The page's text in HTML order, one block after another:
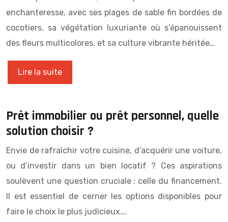
enchanteresse, avec ses plages de sable fin bordées de
cocotiers, sa végétation luxuriante où s’épanouissent
des fleurs multicolores, et sa culture vibrante héritée…
Lire la suite
Prêt immobilier ou prêt personnel, quelle
solution choisir ?
Envie de rafraîchir votre cuisine, d’acquérir une voiture,
ou d’investir dans un bien locatif ? Ces aspirations
soulèvent une question cruciale : celle du financement.
Il est essentiel de cerner les options disponibles pour
faire le choix le plus judicieux….